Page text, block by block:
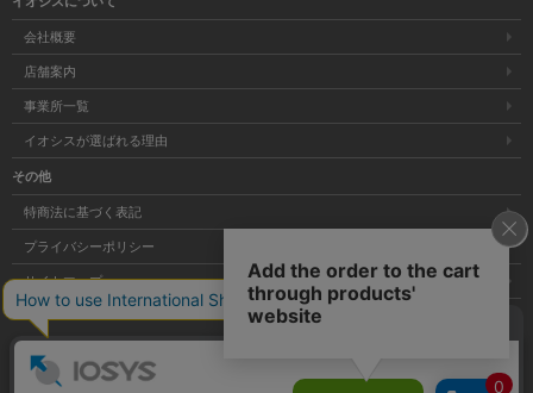
会社概要
店舗案内
事業所一覧
イオシスが選ばれる理由
その他
特商法に基づく表記
プライバシーポリシー
サイトマップ